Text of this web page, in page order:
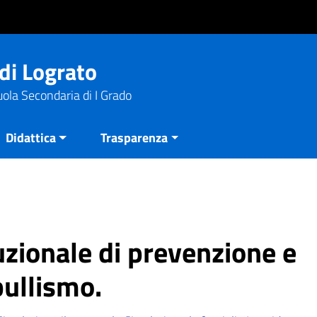
Lograto
Secondaria di I Grado
Didattica Trasparenza
di prevenzione e